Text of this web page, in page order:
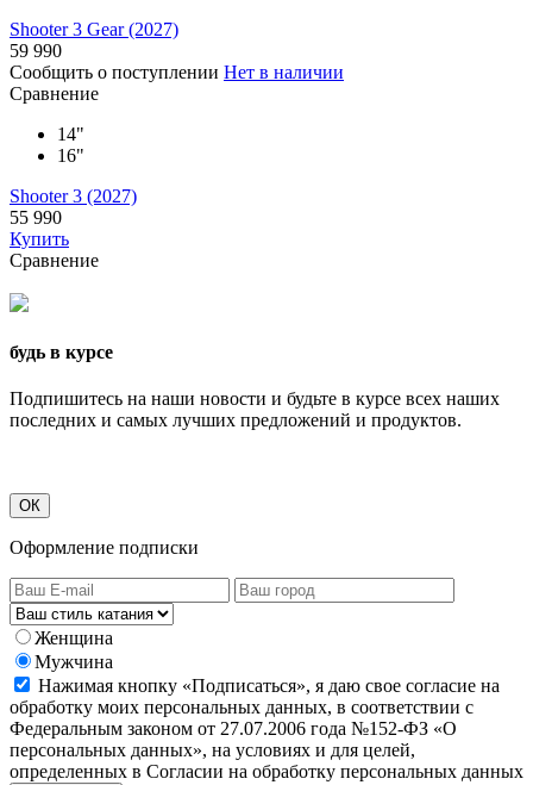
Shooter 3 Gear (2027)
59 990
Сообщить о поступлении Нет в наличии
Сравнение
14"
16"
Shooter 3 (2027)
55 990
Купить
Сравнение
будь в курсе
Подпишитесь на наши новости и будьте в курсе всех наших
последних и самых лучших предложений и продуктов.
ОК
Оформление подписки
Женщина
Мужчина
Нажимая кнопку «Подписаться», я даю свое согласие на
обработку моих персональных данных, в соответствии с
Федеральным законом от 27.07.2006 года №152-ФЗ «О
персональных данных», на условиях и для целей,
определенных в Согласии на обработку персональных данных